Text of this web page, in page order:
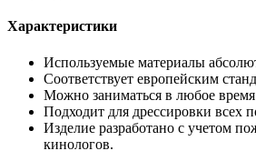
Характеристики
Используемые материалы
Соответствует европейским
Можно заниматься в любое время
Подходит для дрессировки всех
Изделие разработано с учетом
кинологов.